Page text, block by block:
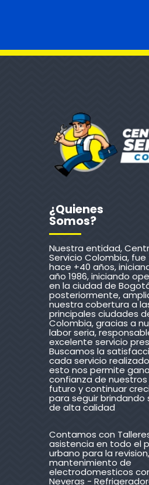
¿Quienes
Somos?
Nuestra entidad,
Servicio Colombia,
hace +40 años,
año 1986, iniciando
en la ciudad de
posteriormente,
nuestra cobertura a
principales ciudades
Colombia, gracias a
labor seria,
excelente servicio
Buscamos la
cada servicio
esto nos permite
confianza de
futuro y continuar
para seguir brindando
de alta calidad
Contamos con
asistencia en todo el
urbano para la
mantenimiento de
electrodomesticos
Neveras -